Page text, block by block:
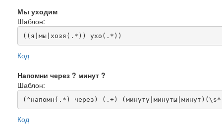
Мы уходим
Шаблон:
((я|мы|хозя(.*)) ухо(.*))
Код
Напомни через ? минут ?
Шаблон:
(^напомн(.*) через) (.+)
Код